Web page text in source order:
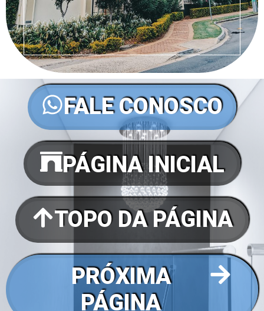
FALE CONOSCO
PÁGINA INICIAL
TOPO DA PÁGINA
PRÓXIMA
PÁGINA